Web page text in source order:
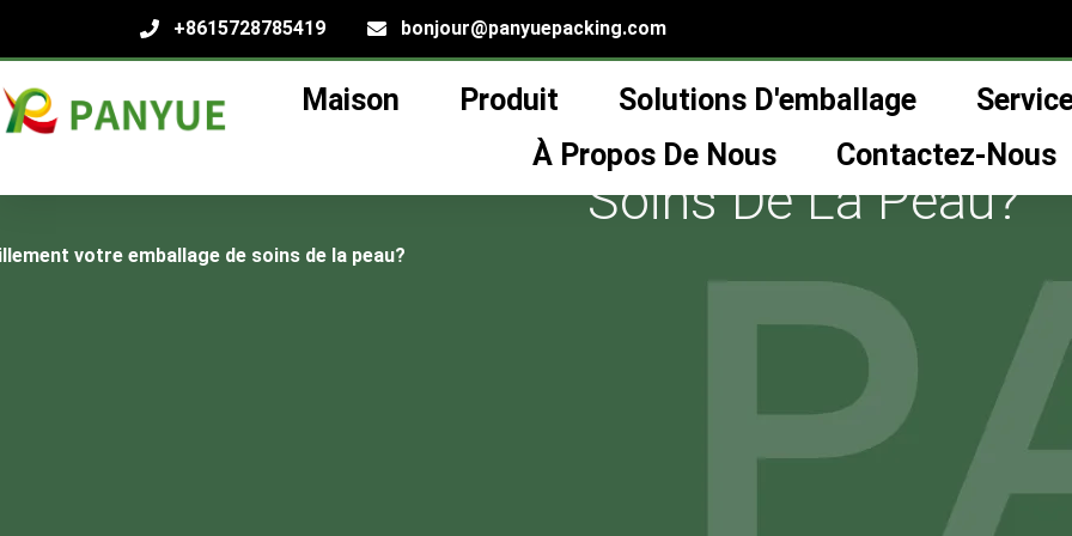
+8615728785419 bonjour@panyuepacking.com
Maison Produit Solutions D'emballage
À Propos De Nous
Contactez-Nous
Comment L'IA Change Tranquillement
Soins De La Peau?
votre emballage de soins de la peau?